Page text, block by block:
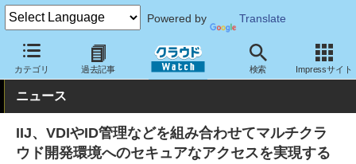
Powered by Translate
カテゴリ 過去記事 検索 Impressサイト
クラウド Watch サービス・ソフト サービス 開発関連
ニュース
IIJ、VDIやID管理などを組み合わせてマルチクラ
ウド開発環境へのセキュアなアクセスを実現する